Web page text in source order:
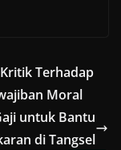
Terhadap
Moral
untuk Bantu
di Tangsel